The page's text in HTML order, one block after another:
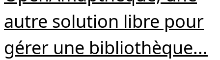
autre solution libre pour
gérer une bibliothèque...